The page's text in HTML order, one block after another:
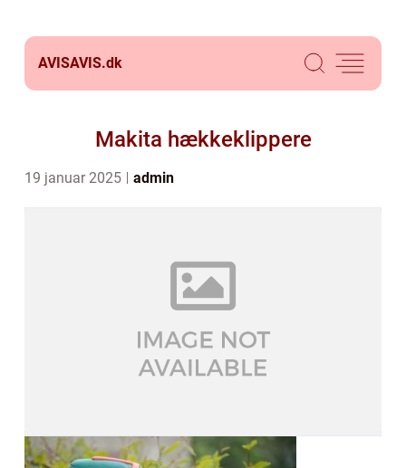
AVISAVIS.dk
Makita hækkeklippere
19 januar 2025 admin